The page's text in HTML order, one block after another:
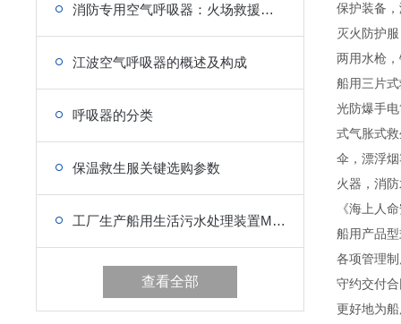
消防专用空气呼吸器：火场救援作业的安全防护屏障
江波空气呼吸器的概述及构成
呼吸器的分类
保温救生服关键选购参数
工厂生产船用生活污水处理装置MEPC.159（55）新老标准
查看全部
保护装备
灭火防护
两用水枪
船用三片
光防爆手
式气胀式
伞，漂浮
火器，消
《海上人
船用产品
各项管理
守约交付
更好地为